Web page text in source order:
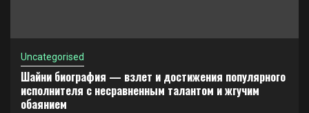
Uncategorised
Шайни биография — взлет и достижения популярного
исполнителя с несравненным талантом и жгучим
обаянием